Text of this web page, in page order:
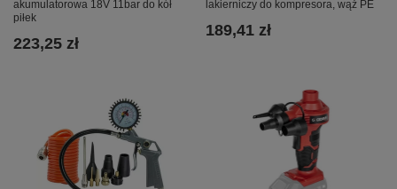
akumulatorowa 18V 11bar do kół
piłek
223,25 zł
lakierniczy do kompresora, wąż PE
189,41 zł